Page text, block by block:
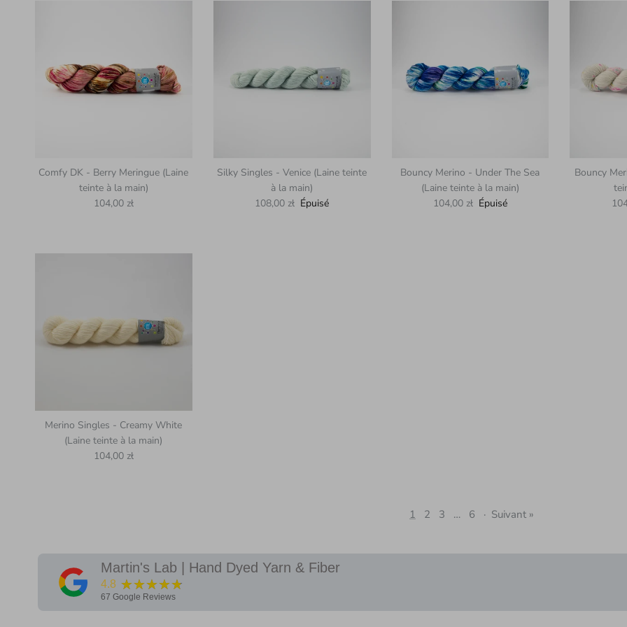
Comfy DK - Berry Meringue (Laine
teinte à la main)
Prix habituel
104,00 zł
Silky Singles - Venice (Laine teinte
à la main)
Prix habituel
108,00 zł Épuisé
Bouncy Merino - Under The Sea
(Laine teinte à la main)
Prix habituel
104,00 zł Épuisé
Bouncy
Merino Singles - Creamy White
(Laine teinte à la main)
Prix habituel
104,00 zł
1 2 3 … 6 · Suivant »
Martin's Lab | Hand Dyed Yarn & Fiber
4.8 ★★★★★
67 Google Reviews